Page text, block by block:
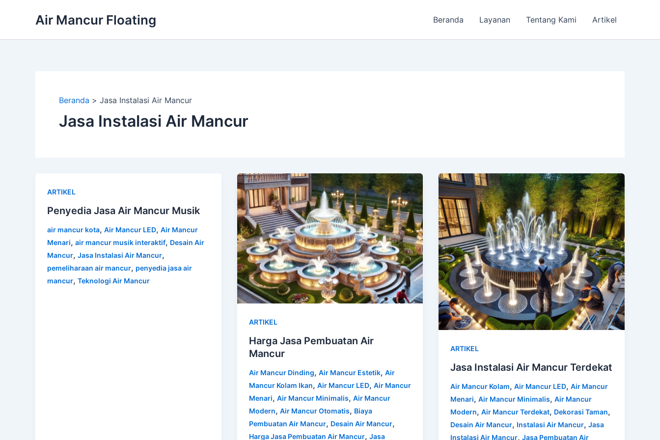
Air Mancur Floating Beranda Layanan Tentang Kami Artikel
Beranda Jasa Instalasi Air Mancur
Jasa Instalasi Air Mancur
ARTIKEL
Penyedia Jasa Air Mancur Musik
air mancur kota, Air Mancur LED, Air Mancur
Menari, air mancur musik interaktif, Desain Air
Mancur, Jasa Instalasi Air Mancur,
pemeliharaan air mancur, penyedia jasa air
mancur, Teknologi Air Mancur
ARTIKEL
Harga Jasa Pembuatan Air
Mancur
Air Mancur Dinding, Air Mancur Estetik, Air
Mancur Kolam Ikan, Air Mancur LED, Air Mancur
Menari, Air Mancur Minimalis, Air Mancur
Modern, Air Mancur Otomatis, Biaya
Pembuatan Air Mancur, Desain Air Mancur,
Harga Jasa Pembuatan Air Mancur, Jasa
ARTIKEL
Jasa Instalasi Air Mancur Terdekat
Air Mancur Kolam,Air Mancur LED,Air Mancur
Menari,Air Mancur Minimalis,Air Mancur
Modern,Air Mancur Terdekat, Dekorasi Taman,
Desain Air Mancur, Instalasi Air Mancur,Jasa
Instalasi Air Mancur,Jasa Pembuatan Air